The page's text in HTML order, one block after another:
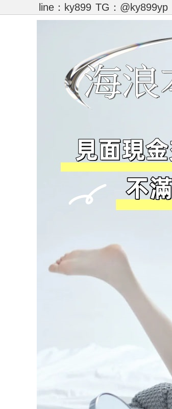
line：ky899 TG：@ky899yp